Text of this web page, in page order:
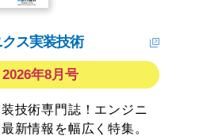
ス実装技術
2026年8月号
技術専門誌！エンジニ
新情報を幅広く特集。